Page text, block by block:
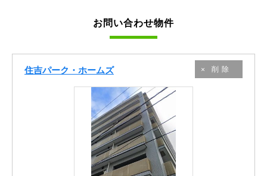
お問い合わせ物件
住吉パーク・ホームズ 削除